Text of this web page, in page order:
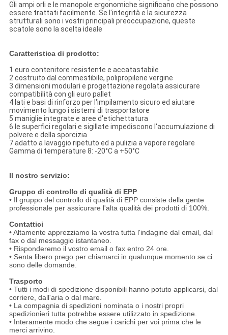
Gli ampi orli e le manopole ergonomiche significano che possono
essere trattati facilmente. Se l'integrità e la sicurezza
strutturali sono i vostri principali preoccupazione, queste
scatole sono la scelta ideale
Caratteristica di prodotto:
1 euro contenitore resistente e accatastabile
2 costruito dal commestibile, polipropilene vergine
3 dimensioni modulari e progettazione regolata assicurare
compatibilità con gli euro pallet
4 lati e basi di rinforzo per l'impilamento sicuro ed aiutare
movimento lungo i sistemi di trasportatore
5 maniglie integrate e aree d'etichettatura
6 le superfici regolari e sigillate impediscono l'accumulazione di
polvere e della sporcizia
7 adatto a lavaggio ripetuto ed a pulizia a vapore regolare
Gamma di temperature 8: -20°C a +50°C
Il nostro servizio:
Gruppo di controllo di qualità di EPP
• Il gruppo del controllo di qualità di EPP consiste della gente
professionale per assicurare l'alta qualità dei prodotti di 100%.
Contattici
• Altamente apprezziamo la vostra tutta l'indagine dal email, dal
fax o dal messaggio istantaneo.
• Risponderemo il vostro email o fax entro 24 ore.
• Senta libero prego per chiamarci in qualunque momento se ci
sono delle domande.
Trasporto
• Tutti i modi di spedizione disponibili hanno potuto applicarsi, dal
corriere, dall'aria o dal mare.
• La compagnia di spedizioni nominata o i nostri propri
spedizionieri tutta potrebbe essere utilizzato in spedizione.
• Interamente modo che segue i carichi per voi prima che le
merci arrivino.